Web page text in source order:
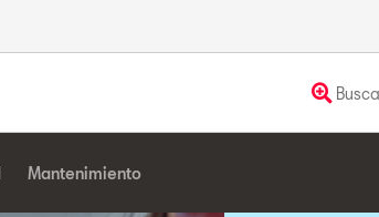
Mantenimiento